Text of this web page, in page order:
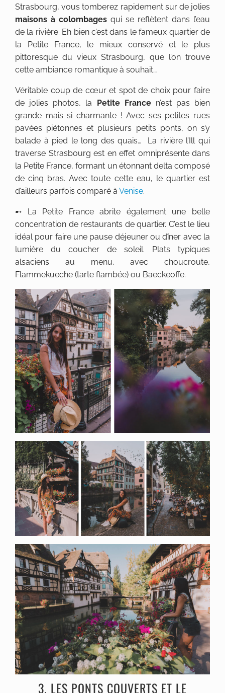
Strasbourg, vous tomberez rapidement sur de jolies
maisons à colombages qui se reflètent dans l’eau
de la rivière. Eh bien c’est dans le fameux quartier de
la Petite France, le mieux conservé et le plus
pittoresque du vieux Strasbourg, que l’on trouve
cette ambiance romantique à souhait…
Véritable coup de cœur et spot de choix pour faire
de jolies photos, la Petite Francen’est pas bien
grande mais si charmante ! Avec ses petites rues
pavées piétonnes et plusieurs petits ponts, on s’y
balade à pied le long des quais… La rivière l’Ill qui
traverse Strasbourg est en effet omniprésente dans
la Petite France, formant un étonnant delta composé
de cinq bras. Avec toute cette eau, le quartier est
d’ailleurs parfois comparé à Venise.
➸ La Petite France abrite également une belle
concentration de restaurants de quartier. C’est le lieu
idéal pour faire une pause déjeuner ou dîner avec la
lumière du coucher de soleil. Plats typiques
alsaciens au menu, avec choucroute,
Flammekueche (tarte flambée) ou Baeckeoffe.
3. LES PONTS COUVERTS ET LE